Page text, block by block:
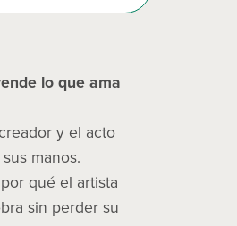
lo que ama
y el acto
manos.
qué el artista
sin perder su